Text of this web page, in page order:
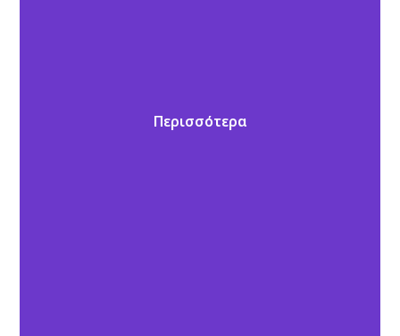
Περισσότερα